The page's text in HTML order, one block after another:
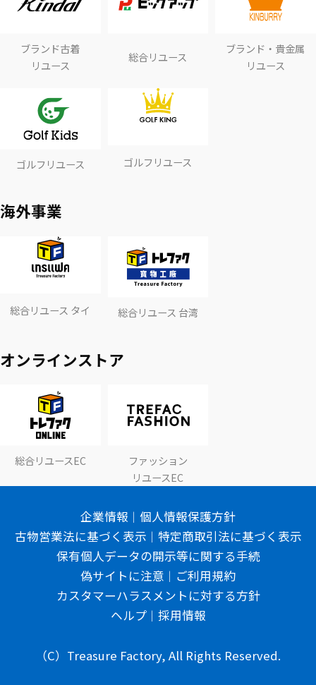
ブランド古着
リユース
総合リユース
ブランド・貴金属
リユース
ゴルフリユース ゴルフリユース
海外事業
総合リユース タイ 総合リユース 台湾
オンラインストア
総合リユースEC
ファッション
リユースEC
企業情報
個人情報保護方針
古物営業法に基づく表示
特定商取引法に基づく表示
保有個人データの開示等に関する手続
偽サイトに注意
ご利用規約
カスタマーハラスメントに対する方針
ヘルプ
採用情報
（C）Treasure Factory, All Rights Reserved.